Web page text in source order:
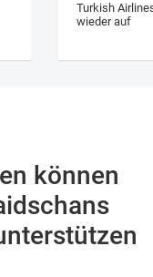
Turkish
wieder auf
können